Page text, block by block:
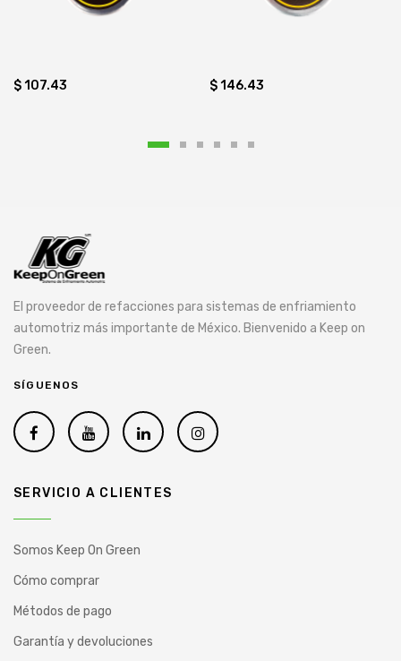
$ 107.43 $ 146.43
El proveedor de refacciones para sistemas de enfriamiento
automotriz más importante de México. Bienvenido a Keep on
Green.
SÍGUENOS
SERVICIO A CLIENTES
Somos Keep On Green
Cómo comprar
Métodos de pago
Garantía y devoluciones